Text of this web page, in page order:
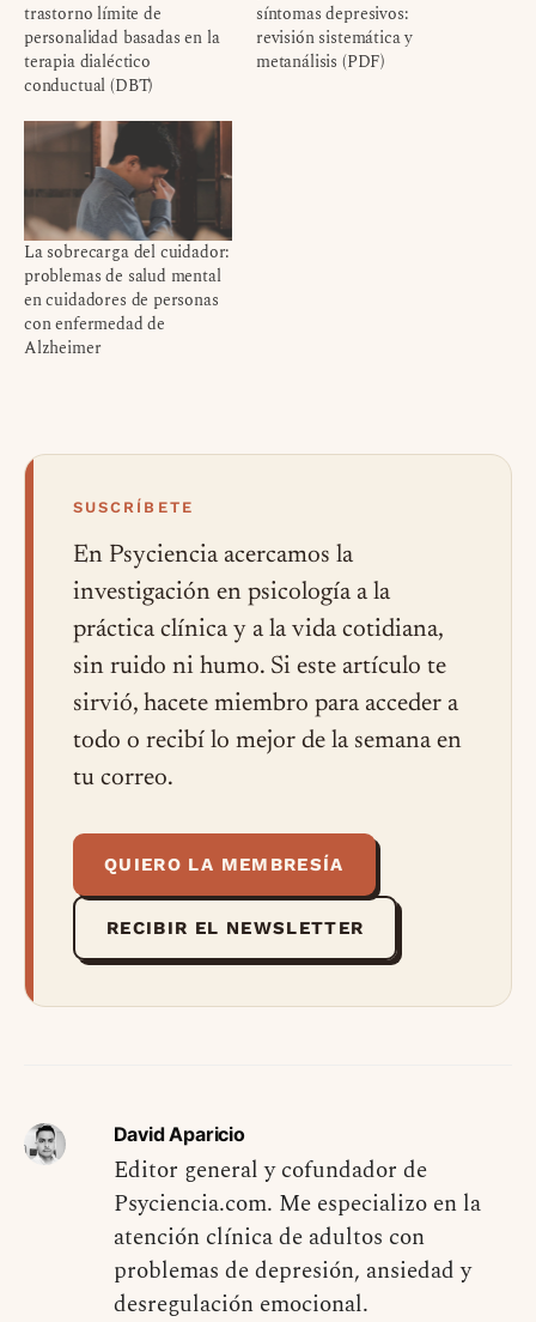
trastorno límite de
personalidad basadas en la
terapia dialéctico
conductual (DBT)
síntomas depresivos:
revisión sistemática y
metanálisis (PDF)
La sobrecarga del cuidador:
problemas de salud mental
en cuidadores de personas
con enfermedad de
Alzheimer
SUSCRÍBETE
En Psyciencia acercamos la
investigación en psicología a la
práctica clínica y a la vida cotidiana,
sin ruido ni humo. Si este artículo te
sirvió, hacete miembro para acceder a
todo o recibí lo mejor de la semana en
tu correo.
QUIERO LA MEMBRESÍA
RECIBIR EL NEWSLETTER
David Aparicio
Editor general y cofundador de
Psyciencia.com. Me especializo en la
atención clínica de adultos con
problemas de depresión, ansiedad y
desregulación emocional.